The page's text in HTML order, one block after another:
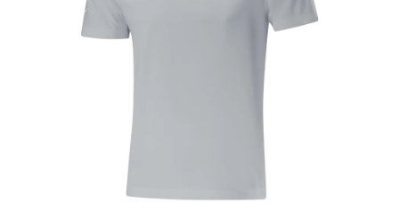
VELIKOSTNÍ TABULKY